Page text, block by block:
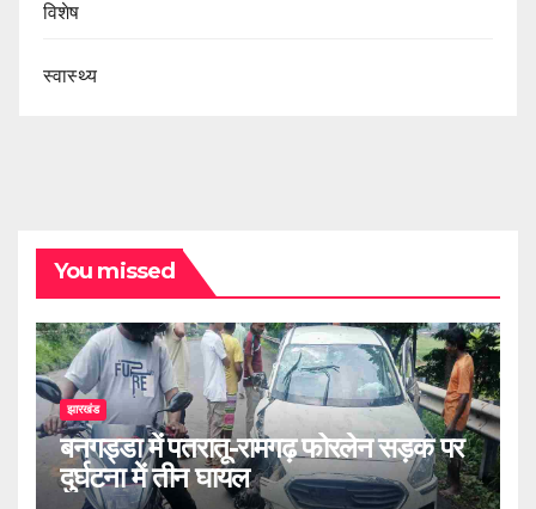
विशेष
स्वास्थ्य
You missed
झारखंड
बनगड्डा में पतरातू-रामगढ़ फोरलेन सड़क पर
दुर्घटना में तीन घायल